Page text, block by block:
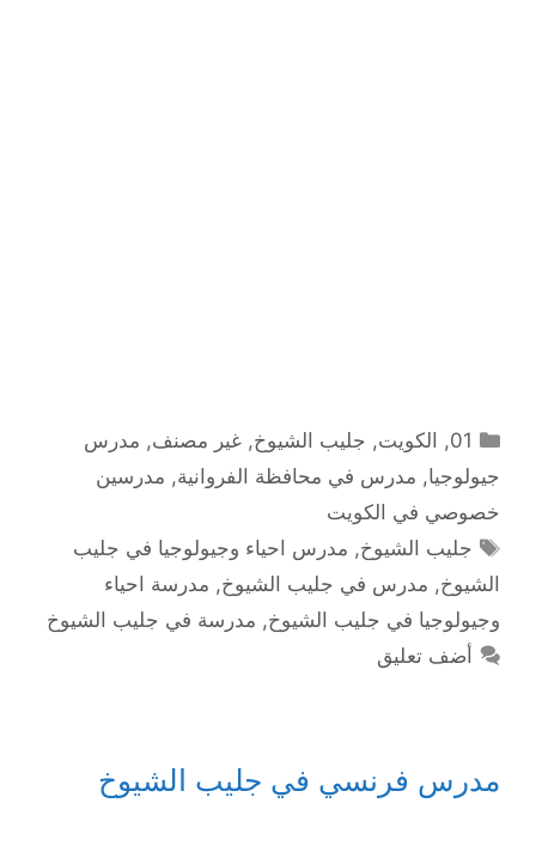
التصنيفات
01
, الكويت, جليب الشيوخ,غير مصنف, مدرس
جيولوجيا, مدرس في محافظة الفروانية, مدرسين
خصوصي في الكويت
الوسوم
جليب الشيوخ, مدرس احياء وجيولوجيا في جليب
الشيوخ, مدرس في جليب الشيوخ, مدرسة احياء
وجيولوجيا في جليب الشيوخ, مدرسة في جليب الشيوخ
أضف تعليق
مدرس فرنسي في جليب الشيوخ